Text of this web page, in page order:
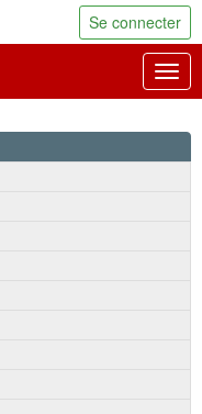
Se connecter